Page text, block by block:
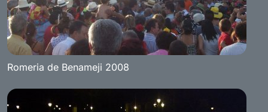
Romeria de Benameji 2008